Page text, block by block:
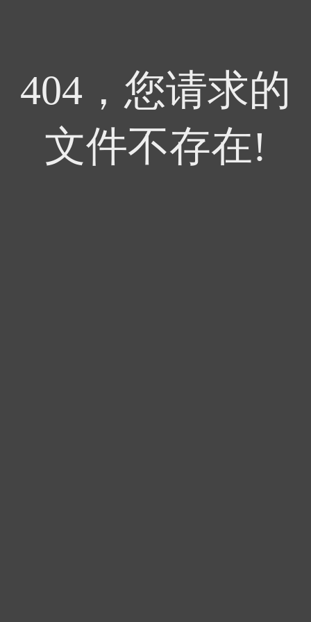
404，您请求的
文件不存在!